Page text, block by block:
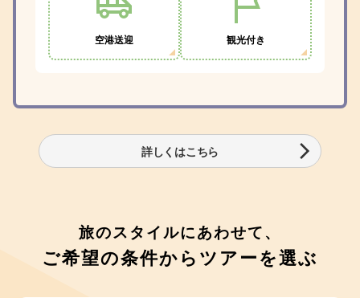
空港送迎 観光付き
詳しくはこちら
旅のスタイルにあわせて、
ご希望の条件からツアーを選ぶ